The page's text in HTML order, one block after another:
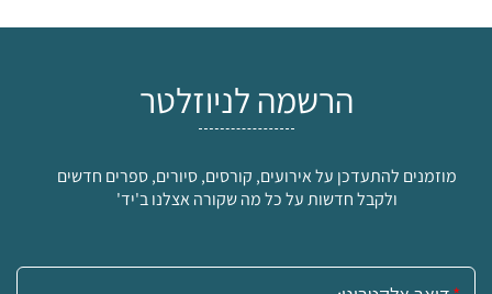
הרשמה לניוזלטר
מוזמנים להתעדכן על אירועים, קורסים, סיורים, ספרים חדשים
ולקבל חדשות על כל מה שקורה אצלנו ב'יד'
אימייל: